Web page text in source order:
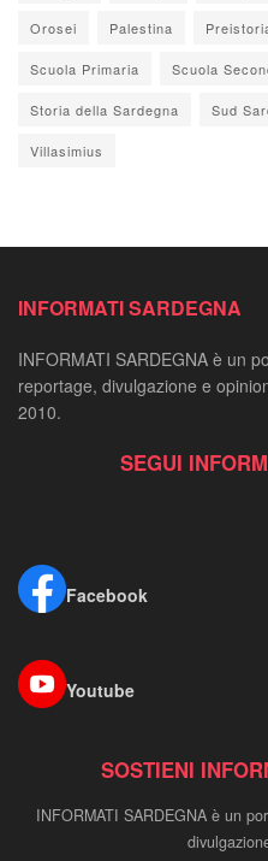
Orosei Palestina
Scuola Primaria Scuola
Storia della Sardegna Sud
Villasimius
INFORMATI SARDEGNA
INFORMATI SARDEGNA è un
reportage, divulgazione e
2010.
SEGUI
Facebook
Youtube
SOSTIENI
INFORMATI SARDEGNA è un